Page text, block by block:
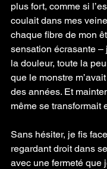
plus fort, comme si
coulait dans mes
chaque fibre de mon
sensation écrasante –
la douleur, toute la
que le monstre
des années. Et
même se transformait
Sans hésiter, je fis
regardant droit dans
avec une fermeté que